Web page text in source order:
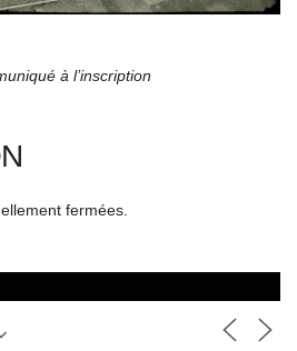
à l’inscription
fermées.